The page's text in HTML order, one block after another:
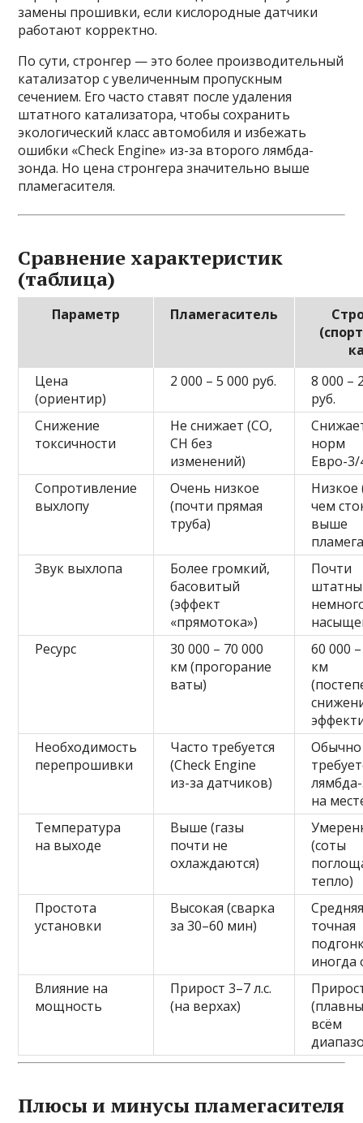
замены прошивки, если кислородные датчики
работают корректно.
По сути, стронгер — это более производительный
катализатор с увеличенным пропускным
сечением. Его часто ставят после удаления
штатного катализатора, чтобы сохранить
экологический класс автомобиля и избежать
ошибки «Check Engine» из-за второго лямбда-
зонда. Но цена стронгера значительно выше
пламегасителя.
Сравнение характеристик
(таблица)
Параметр Пламегаситель
Цена
(ориентир)
2 000 – 5 000 руб.
8 000 –
руб.
Снижение
токсичности
Не снижает (CO,
CH без
изменений)
норм
Евро-
Сопротивление
выхлопу
Очень низкое
(почти прямая
труба)
Низкое
чем
выше
Звук выхлопа
Более громкий,
басовитый
(эффект
«прямотока»)
Почти
Ресурс
30 000 – 70 000
км (прогорание
ваты)
60 000
км
Необходимость
перепрошивки
Часто требуется
(Check Engine
из-за датчиков)
на
Температура
на выходе
Выше (газы
почти не
охлаждаются)
(соты
тепло)
Простота
установки
Высокая (сварка
за 30–60 мин)
точная
иногда
Влияние на
мощность
Прирост 3–7 л.с.
(на верхах)
всём
Плюсы и минусы пламегасителя